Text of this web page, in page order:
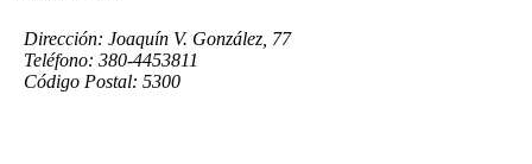
Dirección: Joaquín V. González, 77
Teléfono: 380-4453811
Código Postal: 5300